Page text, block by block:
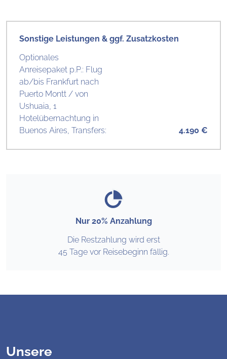
Sonstige Leistungen & ggf. Zusatzkosten
Optionales
Anreisepaket p.P.: Flug
ab/bis Frankfurt nach
Puerto Montt / von
Ushuaia, 1
Hotelübernachtung in
Buenos Aires, Transfers:
4.190 €
Nur 20% Anzahlung
Die Restzahlung wird erst
45 Tage vor Reisebeginn fällig.
Unsere